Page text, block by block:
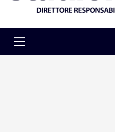
Menu